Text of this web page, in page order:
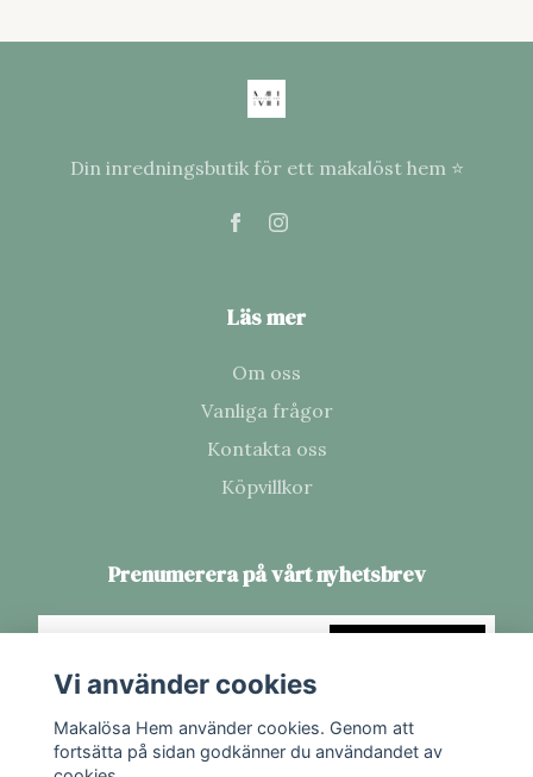
Din inredningsbutik för ett makalöst hem ⭐
Läs mer
Om oss
Vanliga frågor
Kontakta oss
Köpvillkor
Prenumerera på vårt nyhetsbrev
Vi använder cookies
Makalösa Hem använder cookies. Genom att
fortsätta på sidan godkänner du användandet av